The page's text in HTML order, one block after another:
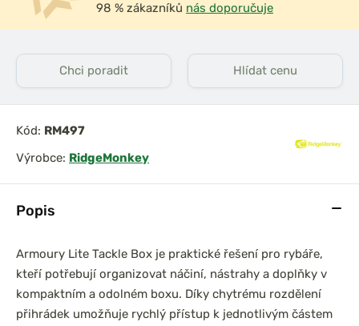
Popis
Armoury Lite Tackle Box je praktické řešení pro rybáře,
kteří potřebují organizovat náčiní, nástrahy a doplňky v
kompaktním a odolném boxu. Díky chytrému rozdělení
přihrádek umožňuje rychlý přístup k jednotlivým částem
98 % zákazníků nás doporučuje
Chci poradit Hlídat cenu
Kód: RM497
Výrobce: RidgeMonkey